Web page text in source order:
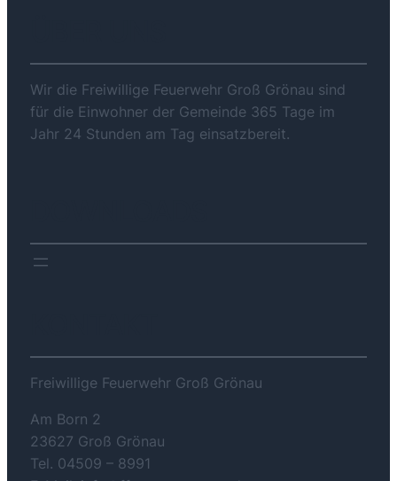
Wir die Freiwillige Feuerwehr Groß Grönau sind
für die Einwohner der Gemeinde 365 Tage im
Jahr 24 Stunden am Tag einsatzbereit.
Freiwillige Feuerwehr Groß Grönau
Am Born 2
23627 Groß Grönau
Tel. 04509 – 8991